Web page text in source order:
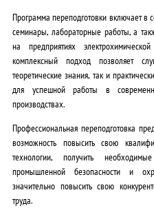
Программа переподготовки включает в
семинары, лабораторные работы, а
на предприятиях
комплексный подход позволяет
теоретические знания, так и
для успешной работы в
производствах.
Профессиональная переподготовка
возможность повысить свою
технологии, получить
промышленной безопасности и
значительно повысить свою
труда.